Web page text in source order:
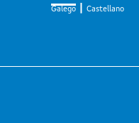
Galego Castellano